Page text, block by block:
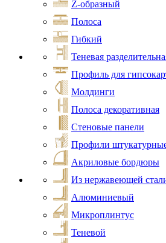
Z-образный
Полоса
Гибкий
Теневая
Профиль для
Молдинги
Полоса декоративная
Стеновые панели
Профили
Акриловые бордюры
Из нержавеющей
Алюминиевый
Микроплинтус
Теневой